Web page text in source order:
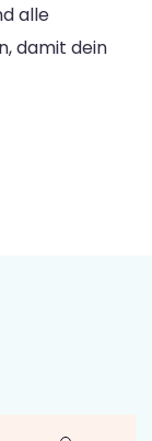
alle
damit dein